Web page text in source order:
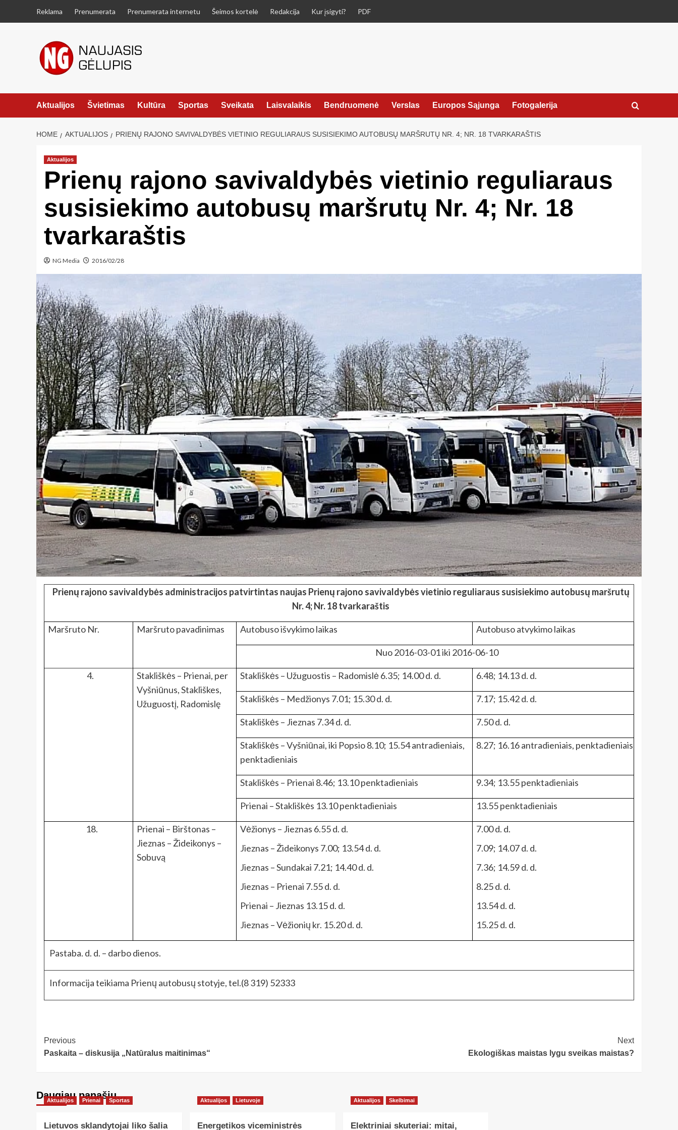
Reklama Prenumerata Prenumerata internetu Šeimos kortelė Redakcija Kur įsigyti? PDF
Aktualijos Švietimas Kultūra Sportas Sveikata Laisvalaikis Bendruomenė Verslas Europos Sąjunga Fotogalerija
HOME AKTUALIJOS PRIENŲ RAJONO SAVIVALDYBĖS VIETINIO REGULIARAUS SUSISIEKIMO AUTOBUSŲ MARŠRUTŲ NR. 4; NR. 18 TVARKARAŠTIS
Aktualijos
Prienų rajono savivaldybės vietinio reguliaraus
susisiekimo autobusų maršrutų Nr. 4; Nr. 18
tvarkaraštis
NG Media 2016/02/28
Prienų rajono savivaldybės administracijos patvirtintas naujas Prienų rajono savivaldybės vietinio reguliaraus susisiekimo autobusų maršrutų
Nr. 4; Nr. 18 tvarkaraštis
Maršruto Nr. Maršruto pavadinimas Autobuso išvykimo laikas Autobuso atvykimo laikas
Nuo 2016-03-01 iki 2016-06-10
4.
Stakliškės – Prienai, per
Vyšniūnus, Stakliškes,
Užuguostį, Radomislę
Stakliškės – Užuguostis – Radomislė 6.35; 14.00 d. d. 6.48; 14.13 d. d.
Stakliškės – Medžionys 7.01; 15.30 d. d. 7.17; 15.42 d. d.
Stakliškės – Jieznas 7.34 d. d. 7.50 d. d.
Stakliškės – Vyšniūnai, iki Popsio 8.10; 15.54 antradieniais,
penktadieniais
8.27; 16.16 antradieniais, penktadieniais
Stakliškės – Prienai 8.46; 13.10 penktadieniais 9.34; 13.55 penktadieniais
Prienai – Stakliškės 13.10 penktadieniais 13.55 penktadieniais
18.
Prienai – Birštonas –
Jieznas – Žideikonys –
Sobuvą
Vėžionys – Jieznas 6.55 d. d.
Jieznas – Žideikonys 7.00; 13.54 d. d.
Jieznas – Sundakai 7.21; 14.40 d. d.
Jieznas – Prienai 7.55 d. d.
Prienai – Jieznas 13.15 d. d.
Jieznas – Vėžionių kr. 15.20 d. d.
7.00 d. d.
7.09; 14.07 d. d.
7.36; 14.59 d. d.
8.25 d. d.
13.54 d. d.
15.25 d. d.
Pastaba. d. d. – darbo dienos.
Informacija teikiama Prienų autobusų stotyje, tel.(8 319) 52333
Post
Navigation
Previous
Paskaita – diskusija „Natūralus maitinimas“
Next
Ekologiškas maistas lygu sveikas maistas?
Daugiau panašių…
Aktualijos Prienai Sportas
Lietuvos sklandytojai liko šalia
Aktualijos Lietuvoje
Energetikos viceministrės
Aktualijos Skelbimai
Elektriniai skuteriai: mitai,